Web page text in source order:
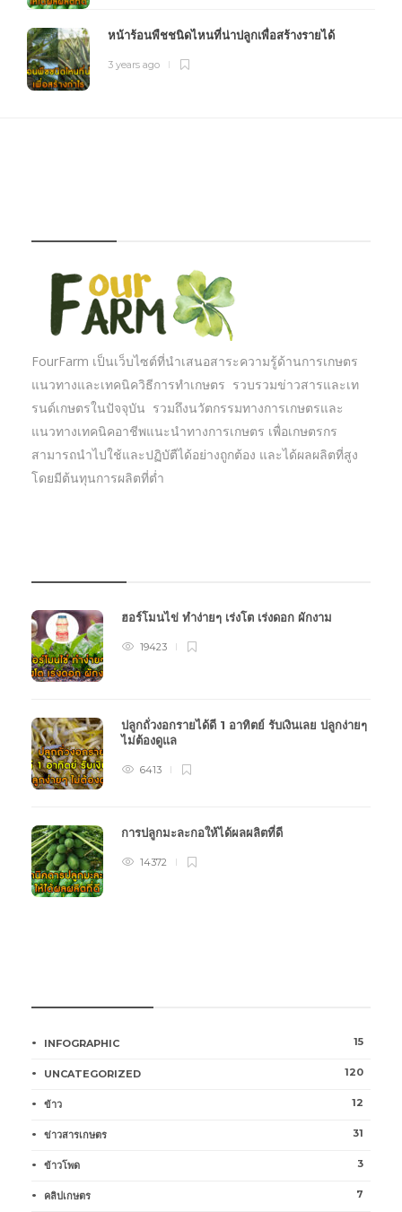
หน้าร้อนพืชชนิดไหนที่น่าปลูกเพื่อสร้างรายได้
3 years ago
FourFarm เป็นเว็บไซต์ที่นำเสนอสาระความรู้ด้านการเกษตร
แนวทางและเทคนิควิธีการทำเกษตร รวบรวมข่าวสารและเท
รนด์เกษตรในปัจจุบัน รวมถึงนวัตกรรมทางการเกษตรและ
แนวทางเทคนิคอาชีพแนะนำทางการเกษตร เพื่อเกษตรกร
สามารถนำไปใช้และปฏิบัตืได้อย่างถูกต้อง และได้ผลผลิตที่สูง
โดยมีต้นทุนการผลิตที่ต่ำ
ฮอร์โมนไข่ ทำง่ายๆ เร่งโต เร่งดอก ผักงาม
19423
ปลูกถั่วงอกรายได้ดี 1 อาทิตย์ รับเงินเลย ปลูกง่ายๆ
ไม่ต้องดูแล
6413
การปลูกมะละกอให้ได้ผลผลิตที่ดี
14372
INFOGRAPHIC 15
UNCATEGORIZED 120
ข้าว 12
ข่าวสารเกษตร 31
ข้าวโพด 3
คลิปเกษตร 7